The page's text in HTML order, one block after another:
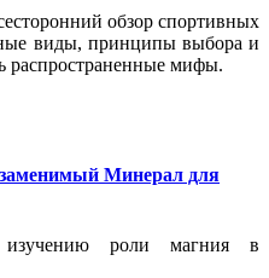
обзор спортивных
виды, принципы выбора и
распространенные мифы.
Минерал для
изучению роли магния в